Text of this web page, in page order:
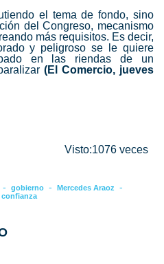
el tema de fondo, sino
del Congreso, mecanismo
más requisitos. Es decir,
y peligroso se le quiere
en las riendas de un
(El Comercio, jueves
Visto:1076 veces
- gobierno - Mercedes Araoz -